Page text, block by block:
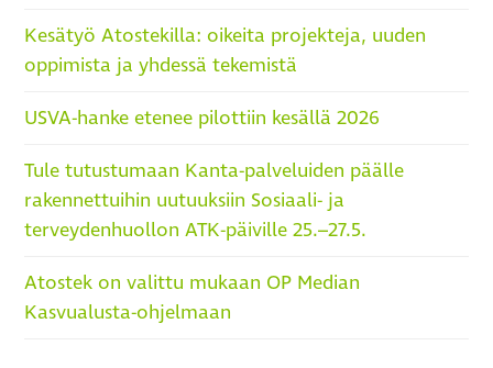
Kesätyö Atostekilla: oikeita projekteja, uuden
oppimista ja yhdessä tekemistä
USVA-hanke etenee pilottiin kesällä 2026
Tule tutustumaan Kanta-palveluiden päälle
rakennettuihin uutuuksiin Sosiaali- ja
terveydenhuollon ATK-päiville 25.–27.5.
Atostek on valittu mukaan OP Median
Kasvualusta-ohjelmaan